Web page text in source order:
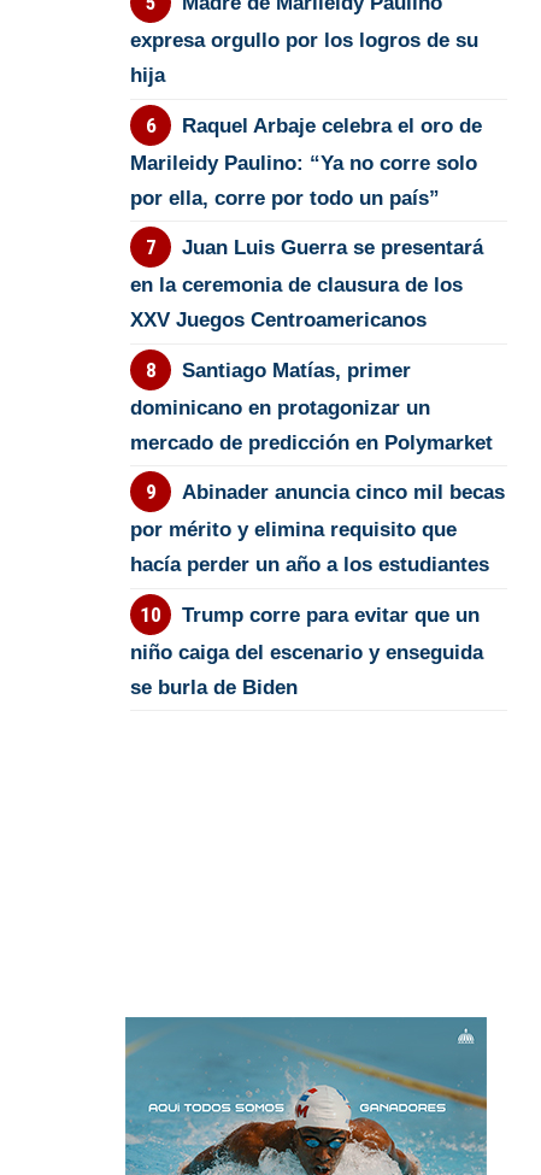
expresa orgullo por los logros de su
hija
Raquel Arbaje celebra el oro de
Marileidy Paulino: “Ya no corre solo
por ella, corre por todo un país”
Juan Luis Guerra se presentará
en la ceremonia de clausura de los
XXV Juegos Centroamericanos
Santiago Matías, primer
dominicano en protagonizar un
mercado de predicción en Polymarket
Abinader anuncia cinco mil becas
por mérito y elimina requisito que
hacía perder un año a los estudiantes
Trump corre para evitar que un
niño caiga del escenario y enseguida
se burla de Biden